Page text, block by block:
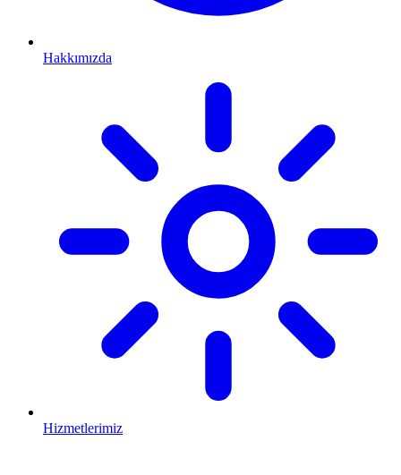
Hakkımızda
Hizmetlerimiz